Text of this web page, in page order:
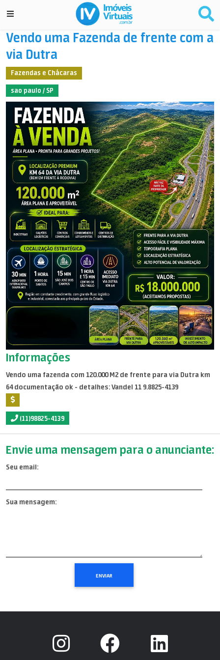
Vendo uma Fazenda de frente com a
via Dutra
Fazendas e Chácaras
sao paulo / SP
Informações
Vendo uma fazenda com 120.000 M2 de frente para via Dutra km
64 documentação ok - detalhes: Vandel 11 9.8825-4139
(11)98825-4139
Envie uma mensagem para o anunciante:
Seu email:
Sua mensagem: